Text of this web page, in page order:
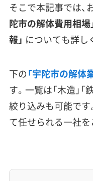
そこで本記事では、
陀市の解体費用相場
報」 についても詳し
下の「宇陀市の解体
す。一覧は「木造」
絞り込みも可能です
て任せられる一社を